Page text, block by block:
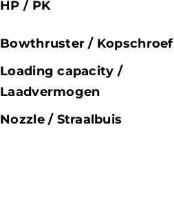
HP / PK
Bowthruster / Kopschroef
Loading capacity /
Laadvermogen
Nozzle / Straalbuis